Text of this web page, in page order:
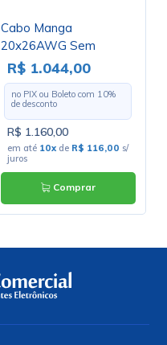
Cabo Manga
20x26AWG Sem
Blindagem - Rolo com
100 Metros
R$ 1.044,00
no PIX ou Boleto com 10%
de desconto
R$ 1.160,00
em até 10x de R$ 116,00 s/
juros
Comprar